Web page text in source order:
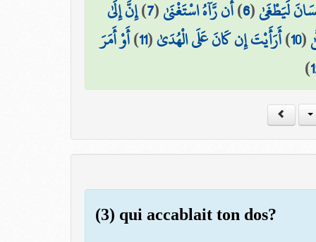
لَيَطْغَىٰ(
6
)أَن رَّآهُ اسْتَغْنَىٰ(
7
)إِنَّ إِلَىٰ
(
10
)أَرَأَيْتَ إِن كَانَ عَلَى الْهُدَىٰ(
11
)أَوْ أَمَرَ
)
(3) qui accablait ton dos?